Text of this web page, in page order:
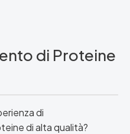
di Proteine
di
di alta qualità?